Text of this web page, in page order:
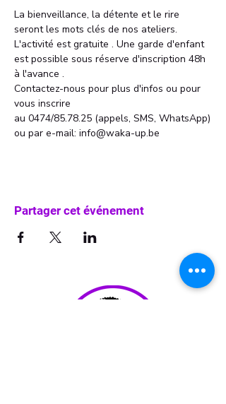
La bienveillance, la détente et le rire
seront les mots clés de nos ateliers.
L'activité est gratuite . Une garde d'enfant
est possible sous réserve d'inscription 48h
à l'avance .
Contactez-nous pour plus d'infos ou pour
vous inscrire
au 0474/85.78.25 (appels, SMS, WhatsApp)
ou par e-mail: info@waka-up.be
Partager cet événement